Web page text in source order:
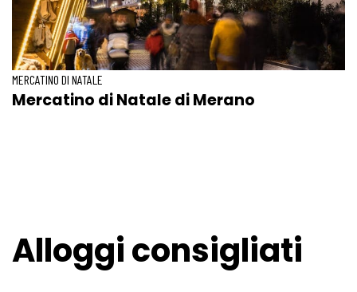
MERCATINO DI NATALE
Mercatino di Natale di Merano
Alloggi consigliati